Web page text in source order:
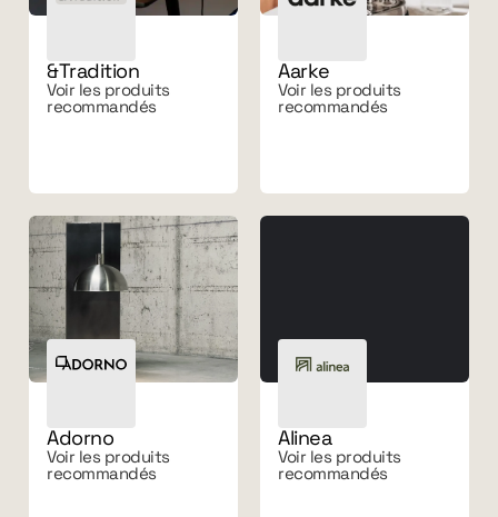
&Tradition
Voir les produits
recommandés
Aarke
Voir les produits
recommandés
Adorno
Voir les produits
recommandés
Alinea
Voir les produits
recommandés